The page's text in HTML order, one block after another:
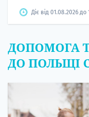
Діє від 01.08.2026 до
ДОПОМОГА
ДО ПОЛЬЩІ